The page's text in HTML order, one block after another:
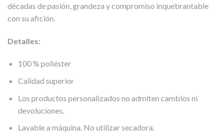
décadas de pasión, grandeza y compromiso inquebrantable
con su afición.
Detalles:
100 % poliéster
Calidad superior
Los productos personalizados no admiten cambios ni
devoluciones.
Lavable a máquina. No utilizar secadora.